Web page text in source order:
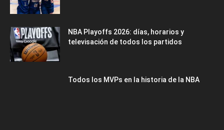
NBA Playoffs 2026: días, horarios y
televisación de todos los partidos
Todos los MVPs en la historia de la NBA